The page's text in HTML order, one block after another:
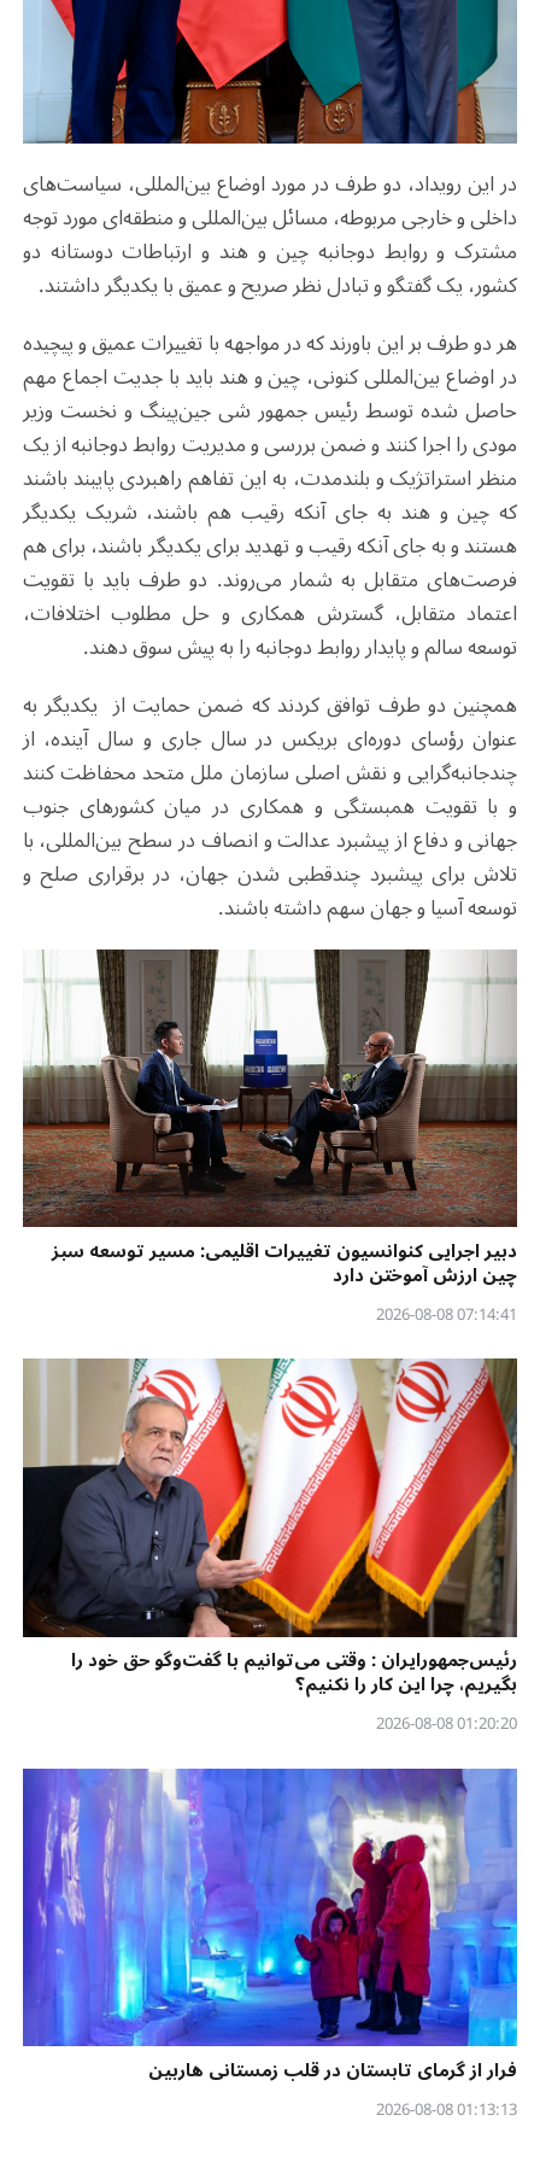
در این رویداد، دو طرف در مورد اوضاع بین‌المللی، سیاست‌های
داخلی و خارجی مربوطه، مسائل بین‌المللی و منطقه‌ای مورد توجه
مشترک و روابط دوجانبه چین و هند و ارتباطات دوستانه دو
کشور، یک گفتگو و تبادل نظر صریح و عمیق با یکدیگر داشتند.
هر دو طرف بر این باورند که در مواجهه با تغییرات عمیق و پیچیده
در اوضاع بین‌المللی کنونی، چین و هند باید با جدیت اجماع مهم
حاصل شده توسط رئیس جمهور شی جین‌پینگ و نخست وزیر
مودی را اجرا کنند و ضمن بررسی و مدیریت روابط دوجانبه از یک
منظر استراتژیک و بلندمدت، به این تفاهم راهبردی پایبند باشند
که چین و هند به جای آنکه رقیب هم باشند، شریک یکدیگر
هستند و به جای آنکه رقیب و تهدید برای یکدیگر باشند، برای هم
فرصت‌های متقابل به شمار می‌روند. دو طرف باید با تقویت
اعتماد متقابل، گسترش همکاری و حل مطلوب اختلافات،
توسعه سالم و پایدار روابط دوجانبه را به پیش سوق دهند.
همچنین دو طرف توافق کردند که ضمن حمایت از یکدیگر به
عنوان رؤسای دوره‌ای بریکس در سال جاری و سال آینده، از
چندجانبه‌گرایی و نقش اصلی سازمان ملل متحد محفاظت کنند
و با تقویت همبستگی و همکاری در میان کشورهای جنوب
جهانی و دفاع از پیشبرد عدالت و انصاف در سطح بین‌المللی، با
تلاش برای پیشبرد چندقطبی شدن جهان، در برقراری صلح و
توسعه آسیا و جهان سهم داشته باشند.
دبیر اجرایی کنوانسیون تغییرات اقلیمی: مسیر توسعه سبز
چین ارزش آموختن دارد
07:14:41 2026-08-08
رئیس‌جمهورایران : وقتی می‌توانیم با گفت‌وگو حق خود را
بگیریم، چرا این کار را نکنیم؟
01:20:20 2026-08-08
فرار از گرمای تابستان در قلب زمستانی هاربین
01:13:13 2026-08-08